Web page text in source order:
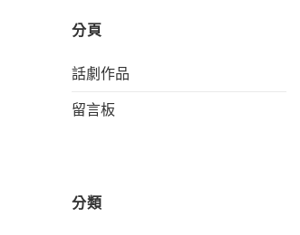
分頁
話劇作品
留言板
分類